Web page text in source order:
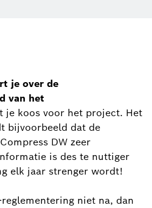
je over de
van het
je koos voor het project. Het
bijvoorbeeld dat de
DW zeer
is des te nuttiger
elk jaar strenger wordt!
niet na, dan